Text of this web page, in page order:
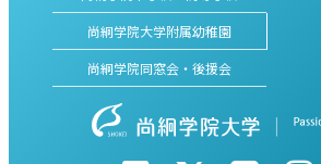
尚絅学院大学附属幼稚園
尚絅学院同窓会・後援会